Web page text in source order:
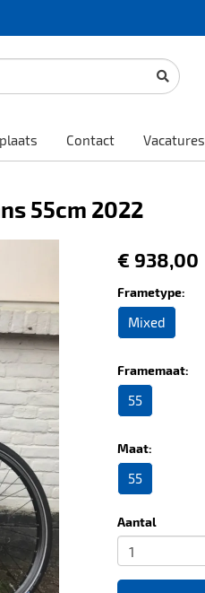
Contact Vacatures
55cm 2022
€ 938,00
Frametype:
Mixed
Framemaat:
55
Maat:
55
Aantal